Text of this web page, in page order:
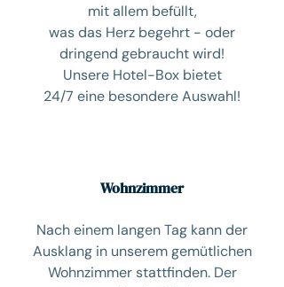
mit allem befüllt,
was das Herz begehrt - oder
dringend gebraucht wird!
Unsere Hotel-Box bietet
24/7 eine besondere Auswahl!
Wohnzimmer
Nach einem langen Tag kann der
Ausklang in unserem gemütlichen
Wohnzimmer stattfinden. Der